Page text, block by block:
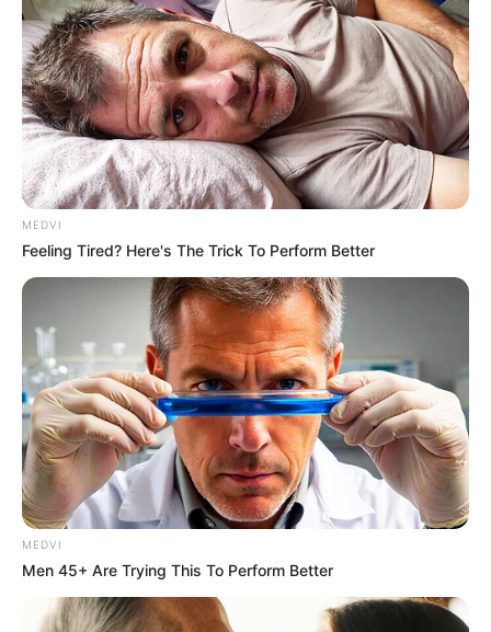
Tallest Women On Earth — Their Height Is Jaw-
Dropping
BRAINBERRIES
Shocking Turn Of Event: Actors Who Pursued
Controversial Careers
BRAINBERRIES
MEDVI
Feeling Tired? Here's The Trick To Perform Better
MEDVI
Men 45+ Are Trying This To Perform Better